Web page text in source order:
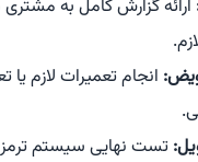
ارائه گزارش کامل به
انجام تعمیرات لازم